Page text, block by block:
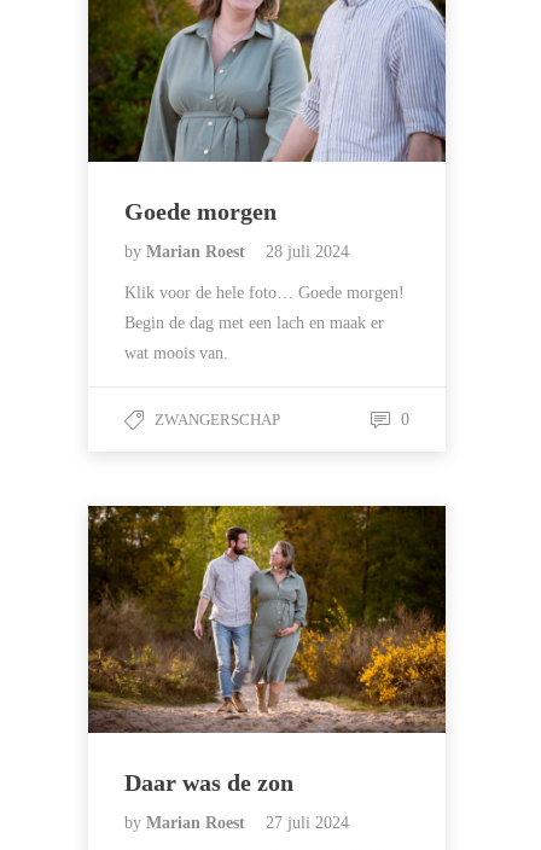
Goede morgen
by Marian Roest 28 juli 2024
Klik voor de hele foto… Goede morgen!
Begin de dag met een lach en maak er
wat moois van.
ZWANGERSCHAP 0
Daar was de zon
by Marian Roest 27 juli 2024